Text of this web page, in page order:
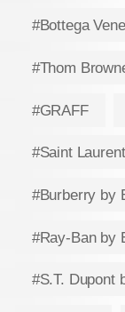
#Bottega
#Thom
#GRAFF
#Saint
#Burberry by
#Ray-Ban by
#S.T. Dupont